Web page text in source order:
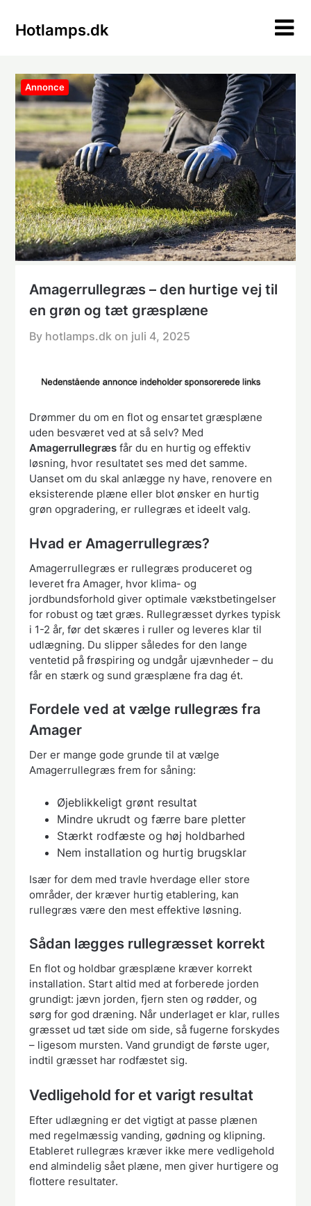
Hotlamps.dk
Annonce
Amagerrullegræs – den hurtige vej til
en grøn og tæt græsplæne
By hotlamps.dk on juli 4, 2025
Drømmer du om en flot og ensartet græsplæne
uden besværet ved at så selv? Med
Amagerrullegræs får du en hurtig og effektiv
løsning, hvor resultatet ses med det samme.
Uanset om du skal anlægge ny have, renovere en
eksisterende plæne eller blot ønsker en hurtig
grøn opgradering, er rullegræs et ideelt valg.
Hvad er Amagerrullegræs?
Amagerrullegræs er rullegræs produceret og
leveret fra Amager, hvor klima- og
jordbundsforhold giver optimale vækstbetingelser
for robust og tæt græs. Rullegræsset dyrkes typisk
i 1-2 år, før det skæres i ruller og leveres klar til
udlægning. Du slipper således for den lange
ventetid på frøspiring og undgår ujævnheder – du
får en stærk og sund græsplæne fra dag ét.
Fordele ved at vælge rullegræs fra
Amager
Der er mange gode grunde til at vælge
Amagerrullegræs frem for såning:
Øjeblikkeligt grønt resultat
Mindre ukrudt og færre bare pletter
Stærkt rodfæste og høj holdbarhed
Nem installation og hurtig brugsklar
Især for dem med travle hverdage eller store
områder, der kræver hurtig etablering, kan
rullegræs være den mest effektive løsning.
Sådan lægges rullegræsset korrekt
En flot og holdbar græsplæne kræver korrekt
installation. Start altid med at forberede jorden
grundigt: jævn jorden, fjern sten og rødder, og
sørg for god dræning. Når underlaget er klar, rulles
græsset ud tæt side om side, så fugerne forskydes
– ligesom mursten. Vand grundigt de første uger,
indtil græsset har rodfæstet sig.
Vedligehold for et varigt resultat
Efter udlægning er det vigtigt at passe plænen
med regelmæssig vanding, gødning og klipning.
Etableret rullegræs kræver ikke mere vedligehold
end almindelig sået plæne, men giver hurtigere og
flottere resultater.